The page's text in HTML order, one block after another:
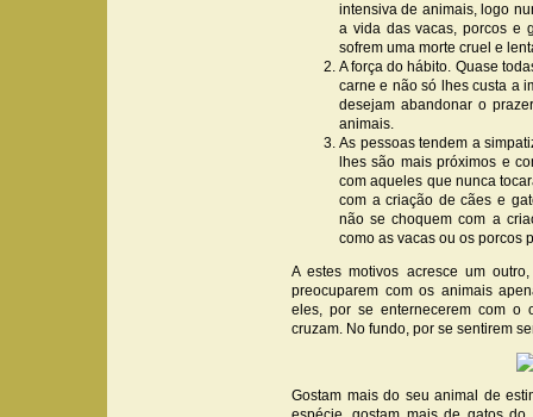
intensiva de animais, logo
a vida das vacas, porcos e
sofrem uma morte cruel e
A força do hábito. Quase
carne e não só lhes custa a
desejam abandonar o
animais.
As pessoas tendem a
lhes são mais próximos e
com aqueles que nunca
com a criação de cães e
não se choquem com a
como as vacas ou os porcos
A estes motivos acresce um
preocuparem com os animais
eles, por se enternecerem com o
cruzam. No fundo, por se sentirem
Gostam mais do seu animal de